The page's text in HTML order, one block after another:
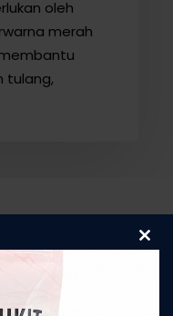
oleh
merah
tulang,